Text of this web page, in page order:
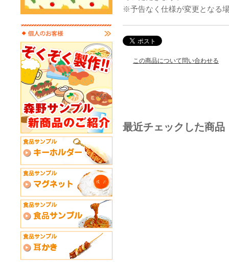
※予告なく仕様が変更となる
この商品について問い合わせる
最近チェックした商品